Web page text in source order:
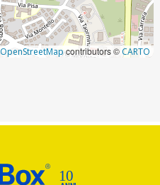
OpenStreetMapcontributors © CARTO